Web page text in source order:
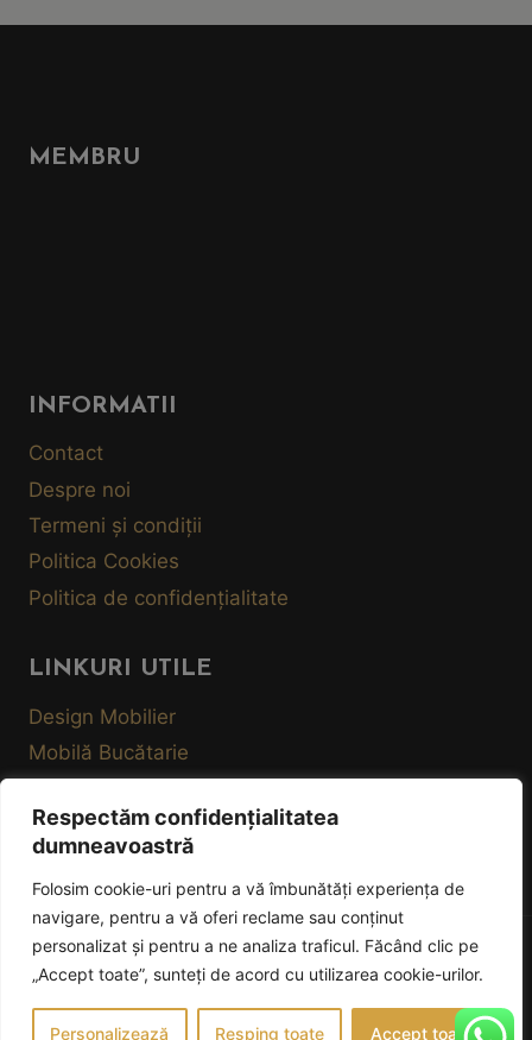
Respectăm confidențialitatea
dumneavoastră
Folosim cookie-uri pentru a vă îmbunătăți experiența de
navigare, pentru a vă oferi reclame sau conținut
personalizat și pentru a ne analiza traficul. Făcând clic pe
„Accept toate”, sunteți de acord cu utilizarea cookie-urilor.
Personalizează Resping toate Accept toate
MEMBRU
INFORMATII
Contact
Despre noi
Termeni și condiții
Politica Cookies
Politica de confidențialitate
LINKURI UTILE
Design Mobilier
Mobilă Bucătarie
Mobilă Dormitor
Tur Showroom Virtual
© 2026 Global Design București - creat de
White